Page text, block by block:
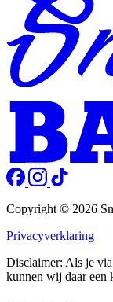
Copyright © 2026
Privacyverklaring
Disclaimer: Als je
kunnen wij daar een